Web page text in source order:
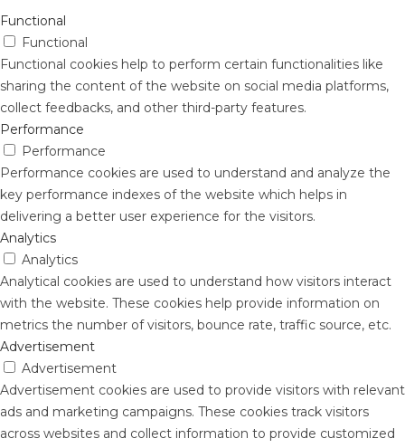
Functional
Functional
Functional cookies help to perform certain functionalities like
sharing the content of the website on social media platforms,
collect feedbacks, and other third-party features.
Performance
Performance
Performance cookies are used to understand and analyze the
key performance indexes of the website which helps in
delivering a better user experience for the visitors.
Analytics
Analytics
Analytical cookies are used to understand how visitors interact
with the website. These cookies help provide information on
metrics the number of visitors, bounce rate, traffic source, etc.
Advertisement
Advertisement
Advertisement cookies are used to provide visitors with relevant
ads and marketing campaigns. These cookies track visitors
across websites and collect information to provide customized